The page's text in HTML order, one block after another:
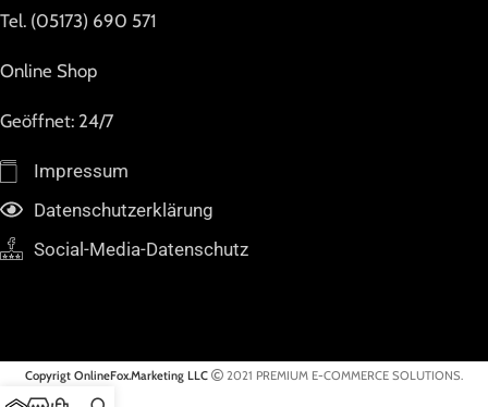
Tel. (05173) 690 571
Online Shop
Geöffnet: 24/7
Impressum
Datenschutzerklärung
Social-Media-Datenschutz
Copyrigt OnlineFox.Marketing LLC 2021 PREMIUM E-COMMERCE SOLUTIONS.